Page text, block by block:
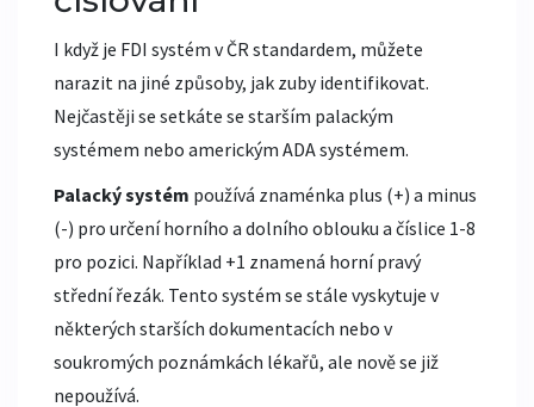
I když je FDI systém v ČR standardem, můžete
narazit na jiné způsoby, jak zuby identifikovat.
Nejčastěji se setkáte se starším palackým
systémem nebo americkým ADA systémem.
Palacký systém používá znaménka plus (+) a minus
(-) pro určení horního a dolního oblouku a číslice 1-8
pro pozici. Například +1 znamená horní pravý
střední řezák. Tento systém se stále vyskytuje v
některých starších dokumentacích nebo v
soukromých poznámkách lékařů, ale nově se již
nepoužívá.